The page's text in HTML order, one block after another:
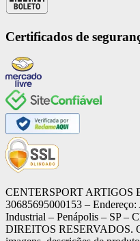
Certificados de
CENTERSPORT ARTIGOS
30685695000153 –
Industrial – Penápolis – SP –
DIREITOS RESERVADOS.